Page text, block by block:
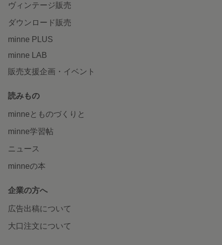
ヴィンテージ販売
ダウンロード販売
minne PLUS
minne LAB
販売支援企画・イベント
読みもの
minneとものづくりと
minne学習帖
ニュース
minneの本
企業の方へ
広告出稿について
大口注文について